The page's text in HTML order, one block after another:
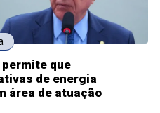
que
de energia
área de atuação